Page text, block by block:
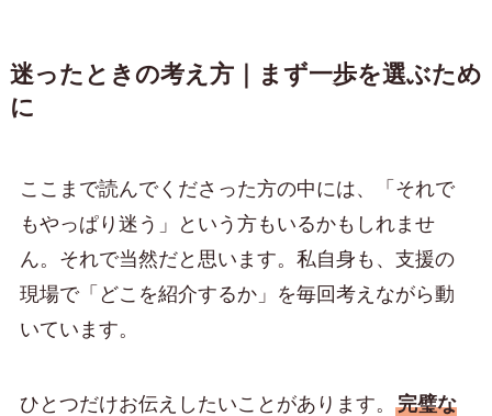
迷ったときの考え方｜まず一歩を選ぶため
に
ここまで読んでくださった方の中には、「それで
もやっぱり迷う」という方もいるかもしれませ
ん。それで当然だと思います。私自身も、支援の
現場で「どこを紹介するか」を毎回考えながら動
いています。
ひとつだけお伝えしたいことがあります。 完璧な